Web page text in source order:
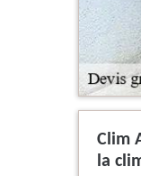
Clim
la